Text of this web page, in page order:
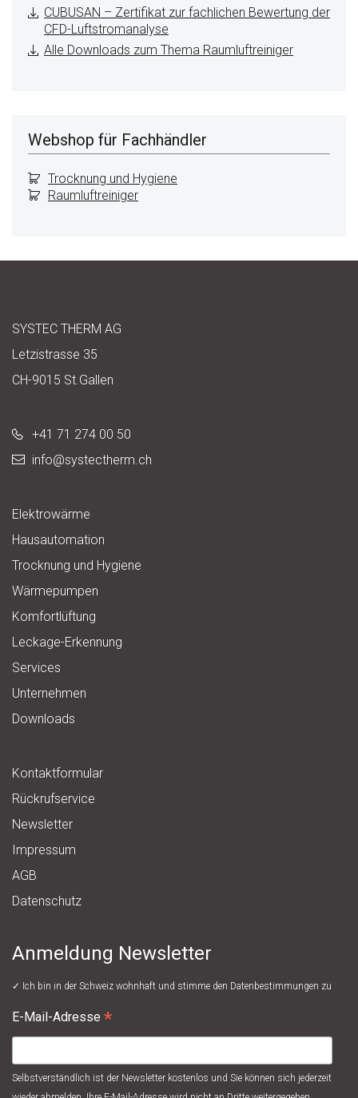
CUBUSAN – Zertifikat zur fachlichen Bewertung der
CFD-Luftstromanalyse
Alle Downloads zum Thema Raumluftreiniger
Webshop für Fachhändler
Trocknung und Hygiene
Raumluftreiniger
SYSTEC THERM AG
Letzistrasse 35
CH-9015 St.Gallen
+41 71 274 00 50
info@systectherm.ch
Elektrowärme
Hausautomation
Trocknung und Hygiene
Wärmepumpen
Komfortlüftung
Leckage-Erkennung
Services
Unternehmen
Downloads
Kontaktformular
Rückrufservice
Newsletter
Impressum
AGB
Datenschutz
Anmeldung Newsletter
✓ Ich bin in der Schweiz wohnhaft und stimme den Datenbestimmungen zu
E-Mail-Adresse *
Selbstverständlich ist der Newsletter kostenlos und Sie können sich jederzeit